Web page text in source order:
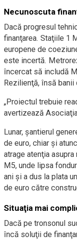
Necunoscuta
Dacă progresul
finanţarea. Staţiile 1
europene de
este incertă.
încercat să includă
Rezilienţă, însă banii
„Proiectul trebuie
avertizează
Lunar, şantierul
de euro, chiar şi
atrage atenţia
M5, unde lipsa
ani şi a dus la plata
de euro către
Situaţia mai
Dacă pe tronsonul
încă soluţii de